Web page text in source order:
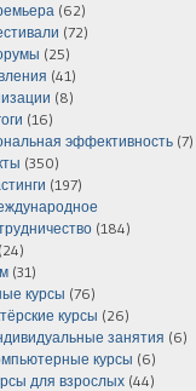
(62)
(72)
(25)
(41)
(8)
(16)
эффективность (7)
(350)
(197)
(184)
(24)
(31)
курсы (76)
курсы (26)
занятия (6)
курсы (6)
для взрослых (44)